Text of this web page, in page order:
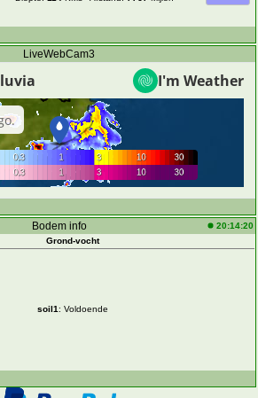
LiveWebCam3
Bodem info
20:14:20
Grond-vocht
soil1 : Voldoende